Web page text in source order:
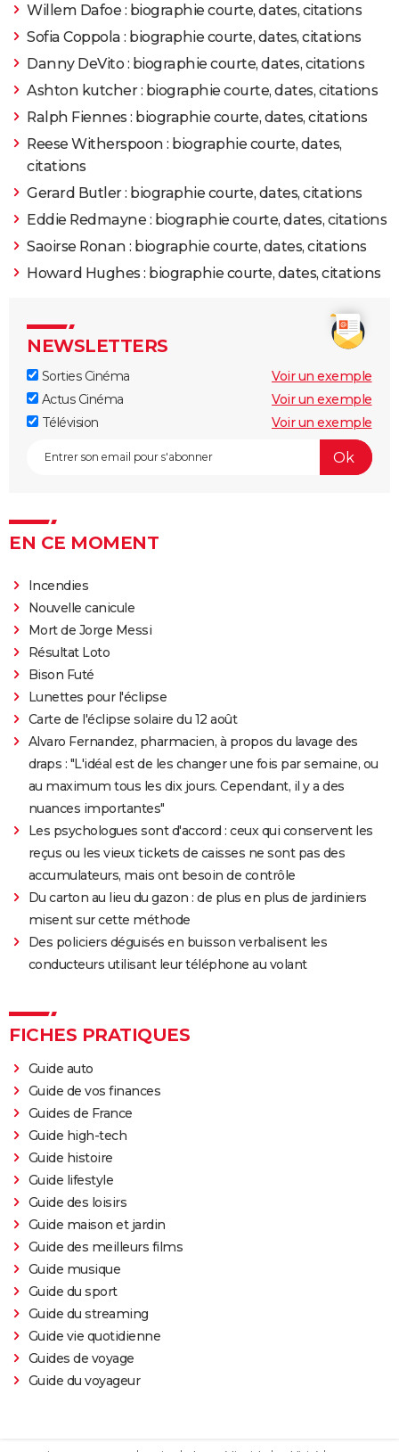
Les Anges sauvages Rôle: Heavenly Blues
1964 LilithRôle: Stephen
Willem Dafoe : biographie courte, dates, citations
Sofia Coppola : biographie courte, dates, citations
Danny DeVito : biographie courte, dates, citations
Ashton kutcher : biographie courte, dates, citations
Ralph Fiennes : biographie courte, dates, citations
Reese Witherspoon : biographie courte, dates,
citations
Gerard Butler : biographie courte, dates, citations
Eddie Redmayne : biographie courte, dates, citations
Saoirse Ronan : biographie courte, dates, citations
Howard Hughes : biographie courte, dates, citations
NEWSLETTERS
Sorties Cinéma
Voir un exemple
Actus Cinéma
Voir un exemple
Télévision
Voir un exemple
EN CE MOMENT
Incendies
Nouvelle canicule
Mort de Jorge Messi
Résultat Loto
Bison Futé
Lunettes pour l'éclipse
Carte de l'éclipse solaire du 12 août
Alvaro Fernandez, pharmacien, à propos du lavage des
draps : "L'idéal est de les changer une fois par semaine, ou
au maximum tous les dix jours. Cependant, il y a des
nuances importantes"
Les psychologues sont d'accord : ceux qui conservent les
reçus ou les vieux tickets de caisses ne sont pas des
accumulateurs, mais ont besoin de contrôle
Du carton au lieu du gazon : de plus en plus de jardiniers
misent sur cette méthode
Des policiers déguisés en buisson verbalisent les
conducteurs utilisant leur téléphone au volant
FICHES PRATIQUES
Guide auto
Guide de vos finances
Guides de France
Guide high-tech
Guide histoire
Guide lifestyle
Guide des loisirs
Guide maison et jardin
Guide des meilleurs films
Guide musique
Guide du sport
Guide du streaming
Guide vie quotidienne
Guides de voyage
Guide du voyageur